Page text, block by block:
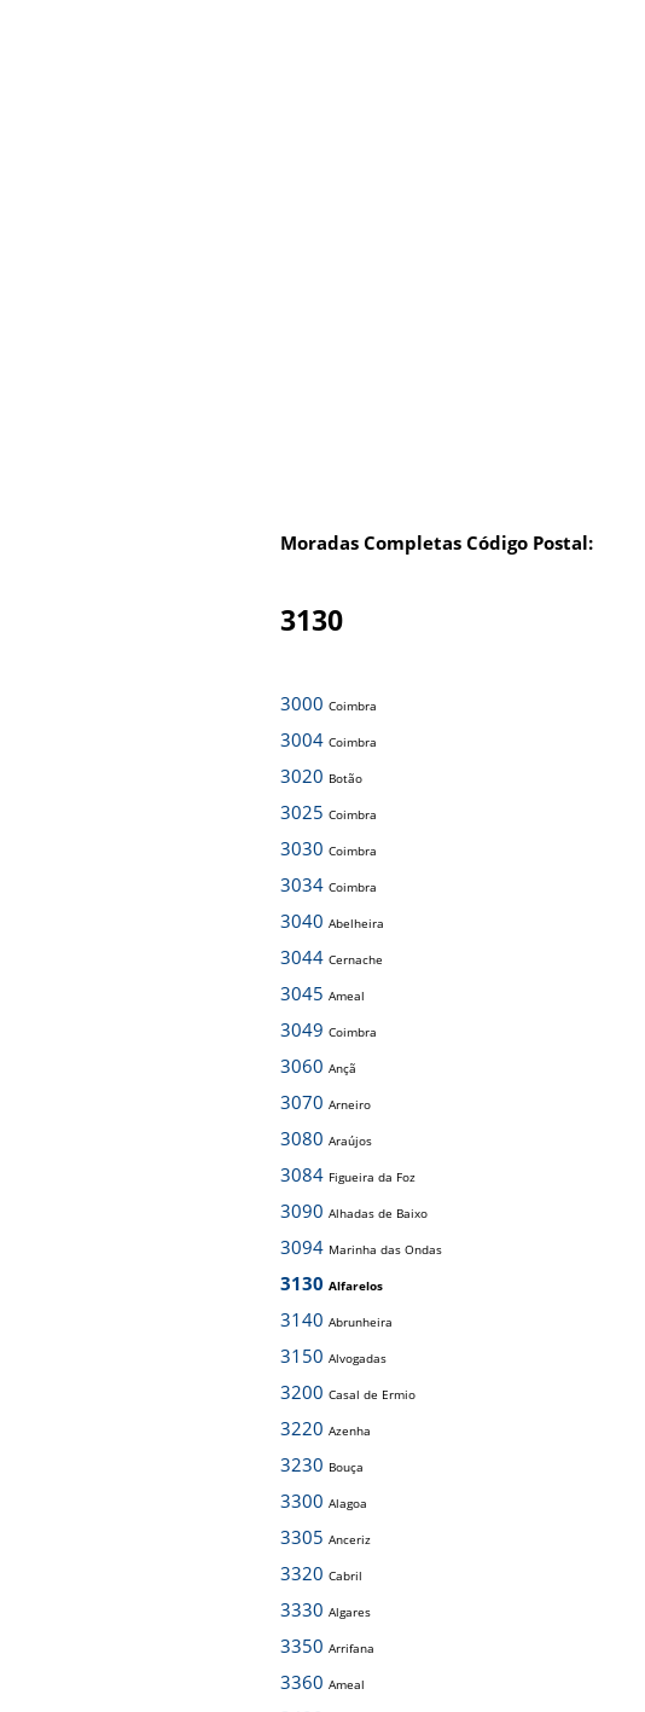
Moradas Completas Código Postal:
3130
3000 Coimbra
3004 Coimbra
3020 Botão
3025 Coimbra
3030 Coimbra
3034 Coimbra
3040 Abelheira
3044 Cernache
3045 Ameal
3049 Coimbra
3060 Ançã
3070 Arneiro
3080 Araújos
3084 Figueira da Foz
3090 Alhadas de Baixo
3094 Marinha das Ondas
3130 Alfarelos
3140 Abrunheira
3150 Alvogadas
3200 Casal de Ermio
3220 Azenha
3230 Bouça
3300 Alagoa
3305 Anceriz
3320 Cabril
3330 Algares
3350 Arrifana
3360 Ameal